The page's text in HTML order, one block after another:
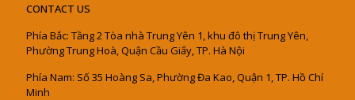
CONTACT US
Phía Bắc: Tầng 2 Tòa nhà Trung Yên 1, khu đô thị Trung Yên,
Phường Trung Hoà, Quận Cầu Giấy, TP. Hà Nội
Phía Nam: Số 35 Hoàng Sa, Phường Đa Kao, Quận 1, TP. Hồ Chí
Minh